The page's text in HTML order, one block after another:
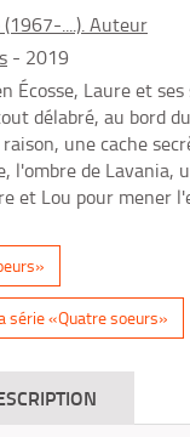
....). Auteur
- 2019
Écosse, Laure et
délabré, au bord
une cache
l'ombre de Lavania,
et Lou pour mener
série «Quatre soeurs»